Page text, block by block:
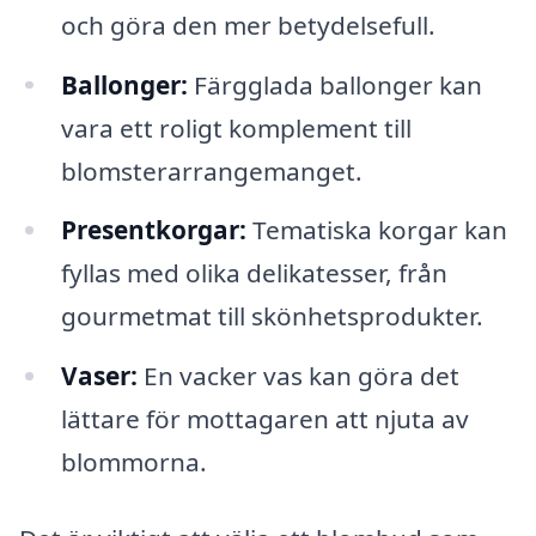
och göra den mer betydelsefull.
Ballonger: Färgglada ballonger kan
vara ett roligt komplement till
blomsterarrangemanget.
Presentkorgar: Tematiska korgar kan
fyllas med olika delikatesser, från
gourmetmat till skönhetsprodukter.
Vaser: En vacker vas kan göra det
lättare för mottagaren att njuta av
blommorna.